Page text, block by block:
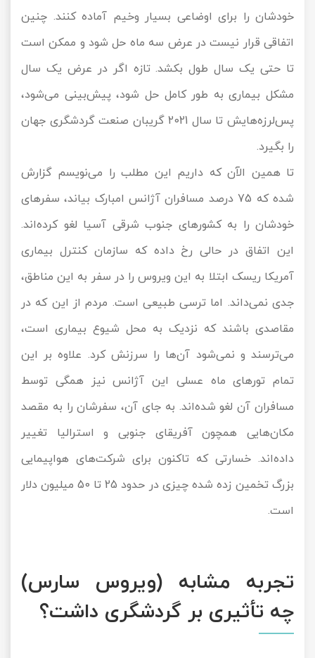
خودشان را برای اوضاعی بسیار وخیم آماده کنند. چنین
اتفاقی قرار نیست در عرض سه ماه حل شود و ممکن است
تا حتی یک سال طول بکشد. تازه اگر در عرض یک سال
مشکل بیماری به طور کامل حل شود، پیش‌بینی می‌شود،
پس‌لرزه‌هایش تا سال 2021 گریبان صنعت گردشگری جهان
را بگیرد.
تا همین الآن که داریم این مطلب را می‌نویسم گزارش
شده که 75 درصد مسافران آژانس امبارک بیاند، سفرهای
خودشان را به کشورهای جنوب شرقی آسیا لغو کرده‌اند.
این اتفاق در حالی رخ داده که سازمان کنترل بیماری
آمریکا ریسک ابتلا به این ویروس را در سفر به این مناطق،
جدی نمی‌داند. اما ترسی طبیعی است. مردم از این که در
مقاصدی باشند که نزدیک به محل شیوع بیماری است،
می‌ترسند و نمی‌شود آن‌ها را سرزنش کرد. علاوه بر این
تمام تورهای ماه عسلی این آژانس نیز همگی توسط
مسافران آن لغو شده‌اند. به جای آن، سفرشان را به مقصد
مکان‌هایی همچون آفریقای جنوبی و استرالیا تغییر
داده‌اند. خسارتی که تاکنون برای شرکت‌های هواپیمایی
بزرگ تخمین زده شده چیزی در حدود 25 تا 50 میلیون دلار
است.
تجربه مشابه (ویروس سارس)
چه تأثیری بر گردشگری داشت؟